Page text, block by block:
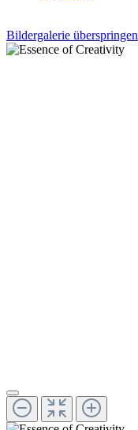
Bildergalerie überspringen